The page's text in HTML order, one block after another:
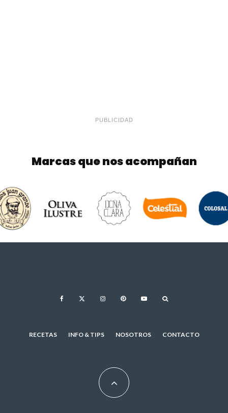
PUBLICIDAD
Marcas que nos acompañan
RECETAS INFO & TIPS NOSOTROS CONTACTO